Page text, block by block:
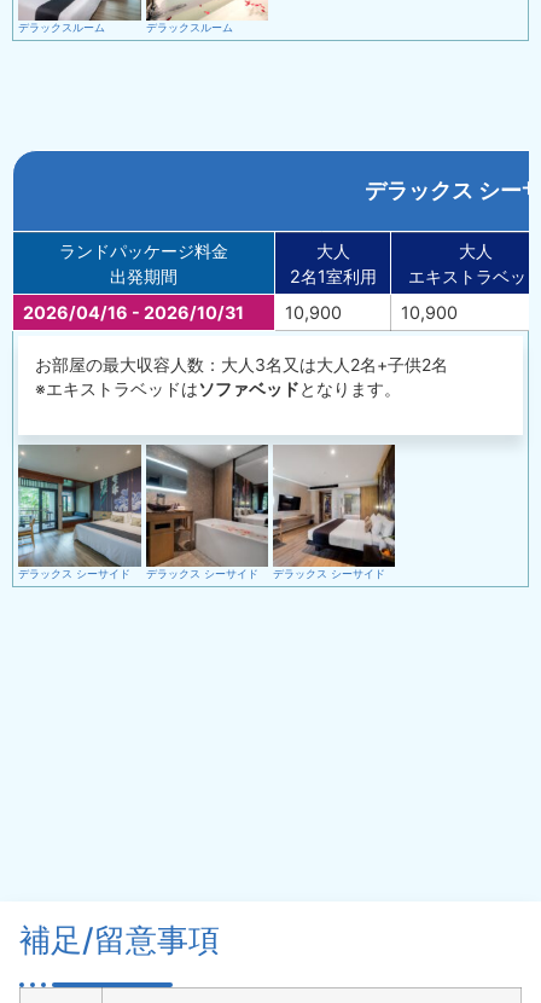
デラックスルーム デラックスルーム
デラックス シー
ランドパッケージ料金
出発期間
大人
2名1室利用
大人
エキストラベッ
2026/04/16 - 2026/10/31
10,900 10,900
お部屋の最大収容人数：大人3名又は大人2名+子供2名
※エキストラベッドはソファベッドとなります。
デラックス シーサイド デラックス シーサイド デラックス シーサイド
補足/留意事項